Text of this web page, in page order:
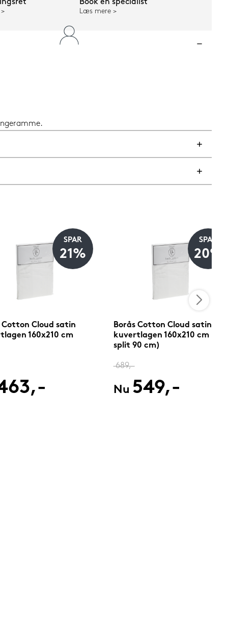
Book en specialist
Læs mere
SPAR
21%
Cotton Cloud satin
160x210 cm
SPAR
20%
Borås Cotton Cloud satin
kuvertlagen 160x210 cm (U-
split 90 cm)
689,-
Nu 549,-